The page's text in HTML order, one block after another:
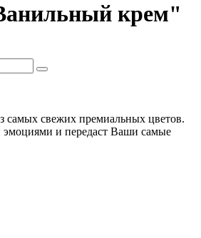
крем"
самых свежих премиальных цветов.
и передаст Ваши самые